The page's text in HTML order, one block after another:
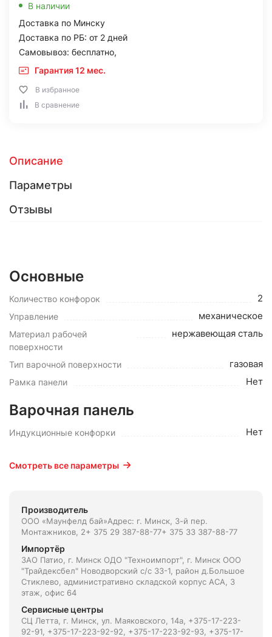
В наличии
Доставка по Минску
Доставка по РБ: от 2 дней
Самовывоз: бесплатно,
Гарантия 12 мес.
В избранное
В сравнение
Описание
Параметры
Отзывы
Основные
Количество конфорок 2
Управление механическое
Материал рабочей
поверхности
нержавеющая сталь
Тип варочной поверхности газовая
Рамка панели Нет
Варочная панель
Индукционные конфорки Нет
Смотреть все параметры
Производитель
ООО «Маунфелд бай»Адрес: г. Минск, 3-й пер.
Монтажников, 2+ 375 29 387-88-77+ 375 33 387-88-77
Импортёр
ЗАО Патио, г. Минск ОДО "Техноимпорт", г. Минск ООО
"Трайдексбел" Новодворский с/с 33-1, район д.Большое
Стиклево, административно складской корпус АСА, 3
этаж, офис 64
Сервисные центры
СЦ Летта, г. Минск, ул. Маяковского, 14а, +375-17-223-
92-91, +375-17-223-92-92, +375-17-223-92-93, +375-17-